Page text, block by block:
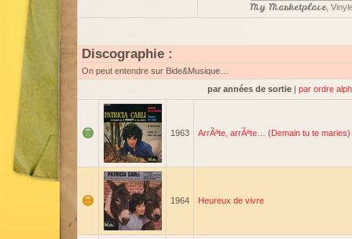
My Marketplace,
Discographie :
On peut entendre sur Bide&Musique…
par années de sortie | par ordre
1963 ArrÃªte, arrÃªte… (Demain tu te maries)
1964 Heureux de vivre